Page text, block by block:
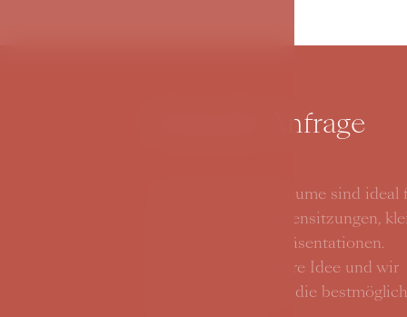
Schnelle Anfrage
Unsere Konferenzräume sind ideal
repräsentative Firmensitzungen,
Workshops oder Präsentationen.
Schicken Sie uns Ihre Idee und wir
werden gemeinsam die